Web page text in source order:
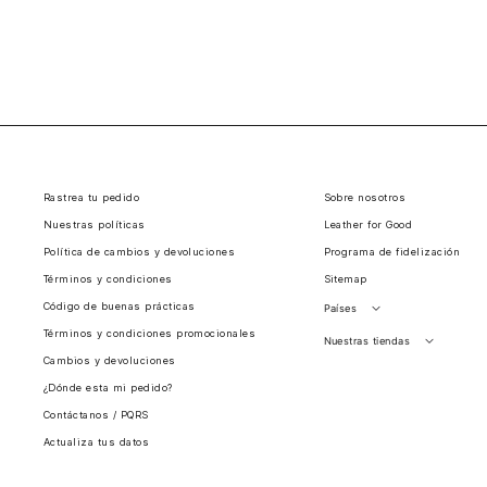
Rastrea tu pedido
Nuestras políticas
Política de cambios y devoluciones
Términos y condiciones
Código de buenas prácticas
Términos y condiciones promocionales
Cambios y devoluciones
¿Dónde esta mi pedido?
Contáctanos / PQRS
Actualiza tus datos
Sobre nosotros
Leather for Good
Programa de fidelización
Sitemap
Países
Perú
Nuestras tiendas